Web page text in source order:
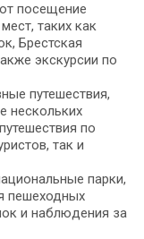
посещение
таких как
Брестская
экскурсии по
путешествия,
нескольких
по
так и
парки,
пешеходных
и наблюдения за